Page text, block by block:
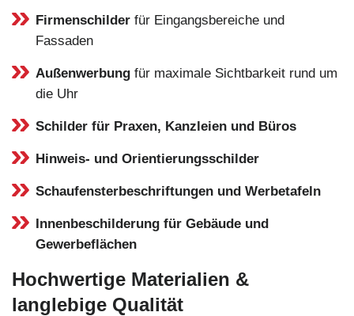
Firmenschilder für Eingangsbereiche und
Fassaden
Außenwerbung für maximale Sichtbarkeit rund um
die Uhr
Schilder für Praxen, Kanzleien und Büros
Hinweis- und Orientierungsschilder
Schaufensterbeschriftungen und Werbetafeln
Innenbeschilderung für Gebäude und
Gewerbeflächen
Hochwertige Materialien &
langlebige Qualität